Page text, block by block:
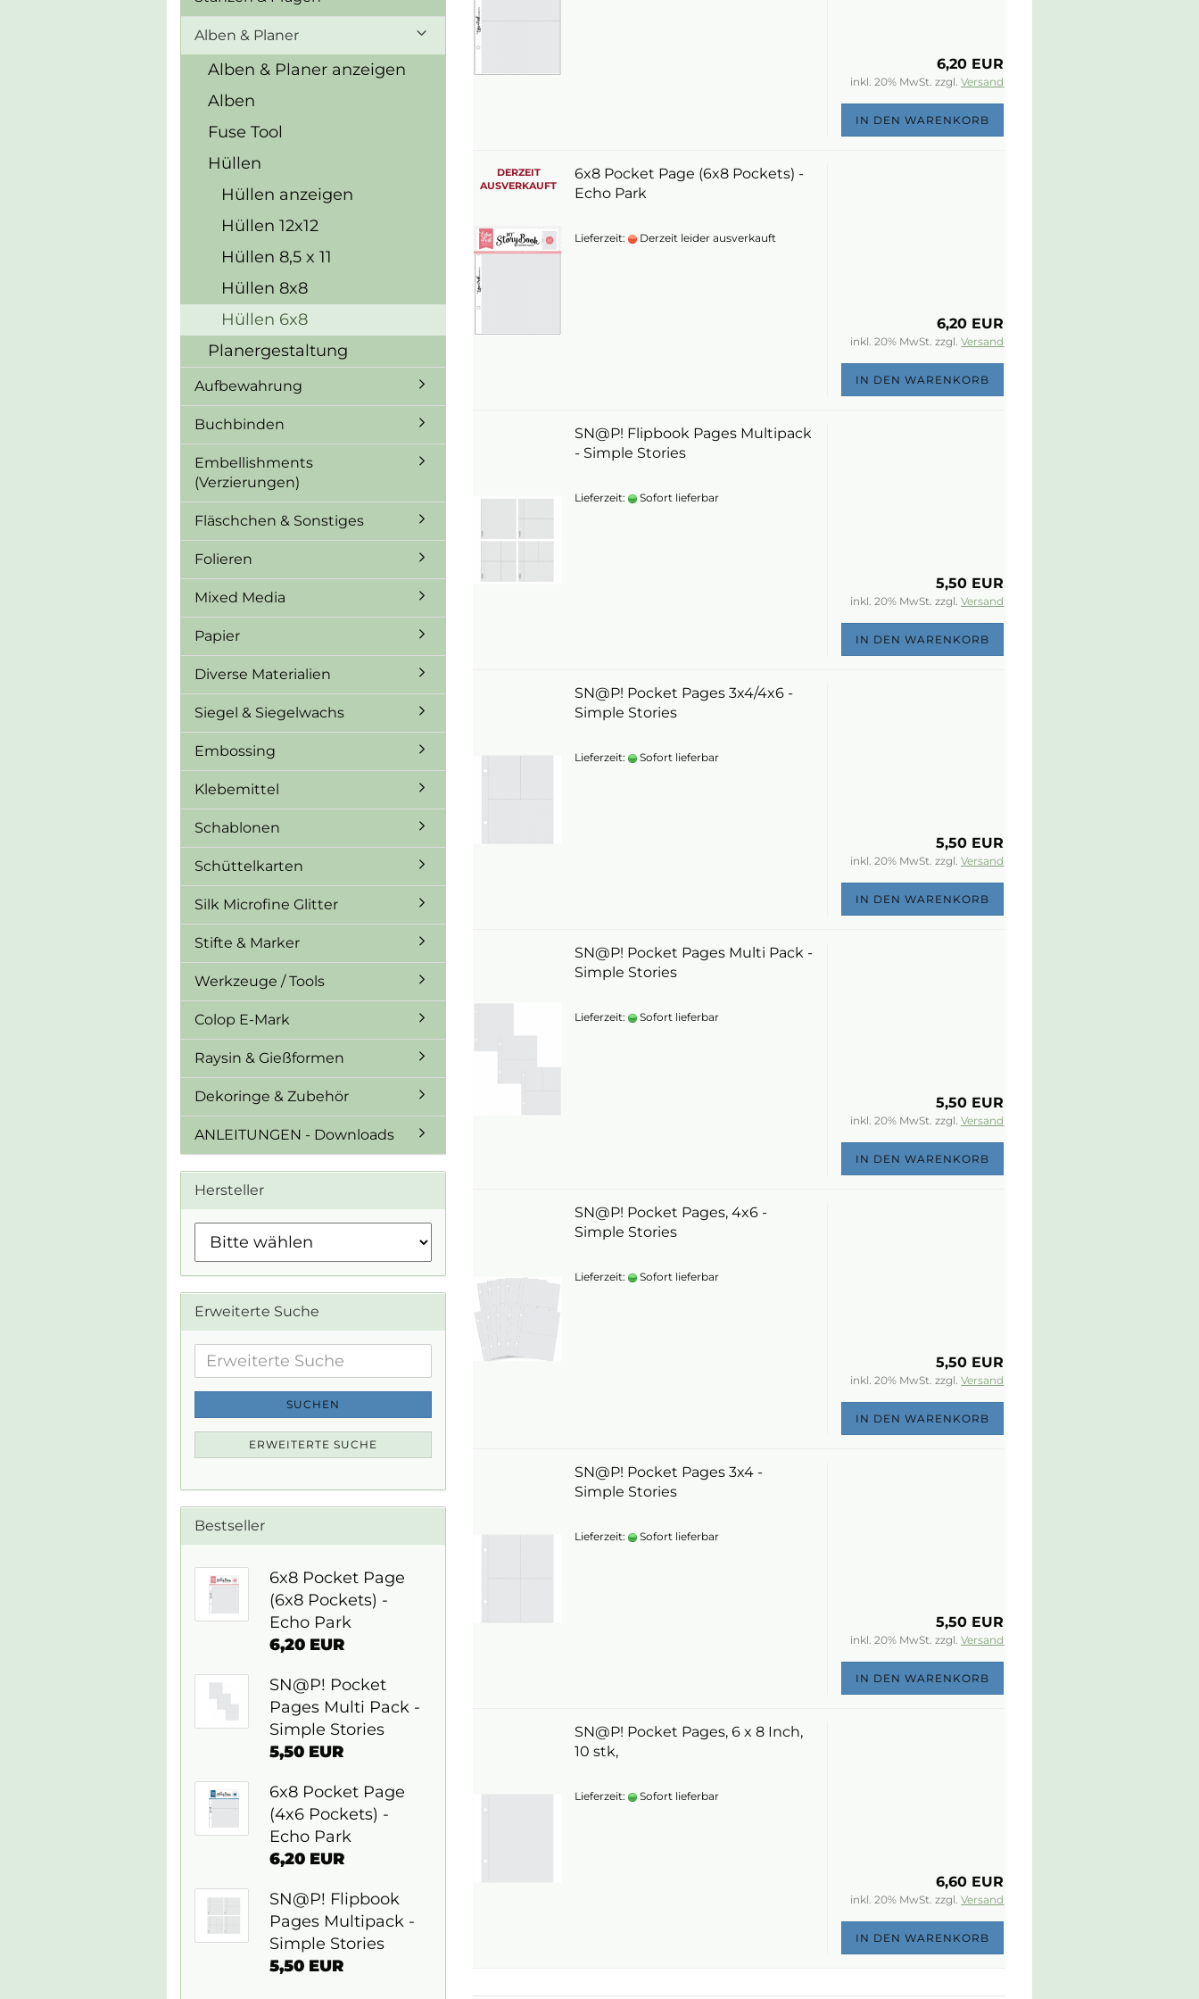
6,20 EUR
inkl. 20% MwSt. zzgl.Versand
IN DEN WARENKORB
DERZEIT
AUSVERKAUFT
6x8 Pocket Page (6x8 Pockets) -
Echo Park
Lieferzeit: Derzeit leider ausverkauft
6,20 EUR
inkl. 20% MwSt. zzgl.Versand
IN DEN WARENKORB
SN@P! Flipbook Pages Multipack
- Simple Stories
Lieferzeit: Sofort lieferbar
5,50 EUR
inkl. 20% MwSt. zzgl.Versand
IN DEN WARENKORB
SN@P! Pocket Pages 3x4/4x6 -
Simple Stories
Lieferzeit: Sofort lieferbar
5,50 EUR
inkl. 20% MwSt. zzgl.Versand
IN DEN WARENKORB
SN@P! Pocket Pages Multi Pack -
Simple Stories
Lieferzeit: Sofort lieferbar
5,50 EUR
inkl. 20% MwSt. zzgl.Versand
IN DEN WARENKORB
SN@P! Pocket Pages, 4x6 -
Simple Stories
Lieferzeit: Sofort lieferbar
5,50 EUR
inkl. 20% MwSt. zzgl.Versand
IN DEN WARENKORB
SN@P! Pocket Pages 3x4 -
Simple Stories
Lieferzeit: Sofort lieferbar
5,50 EUR
inkl. 20% MwSt. zzgl.Versand
IN DEN WARENKORB
SN@P! Pocket Pages, 6 x 8 Inch,
10 stk,
Lieferzeit: Sofort lieferbar
6,60 EUR
inkl. 20% MwSt. zzgl.Versand
IN DEN WARENKORB
Alben & Planer
Alben & Planer anzeigen
Alben
Fuse Tool
Hüllen
Hüllen anzeigen
Hüllen 12x12
Hüllen 8,5 x 11
Hüllen 8x8
Hüllen 6x8
Planergestaltung
Aufbewahrung
Buchbinden
Embellishments
(Verzierungen)
Fläschchen & Sonstiges
Folieren
Mixed Media
Papier
Diverse Materialien
Siegel & Siegelwachs
Embossing
Klebemittel
Schablonen
Schüttelkarten
Silk Microfine Glitter
Stifte & Marker
Werkzeuge / Tools
Colop E-Mark
Raysin & Gießformen
Dekoringe & Zubehör
ANLEITUNGEN - Downloads
Hersteller
Erweiterte Suche
Erweiterte
Suche
SUCHEN
ERWEITERTE SUCHE
Bestseller
6x8 Pocket Page
(6x8 Pockets) -
Echo Park
6,20 EUR
SN@P! Pocket
Pages Multi Pack -
Simple Stories
5,50 EUR
6x8 Pocket Page
(4x6 Pockets) -
Echo Park
6,20 EUR
SN@P! Flipbook
Pages Multipack -
Simple Stories
5,50 EUR